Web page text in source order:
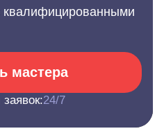
квалифицированными
мастера
24/7